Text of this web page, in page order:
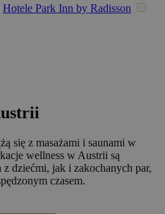
Hotele Park Inn by Radisson
się z masażami i saunami w
wellness w Austrii są
dziećmi, jak i zakochanych par,
czasem.